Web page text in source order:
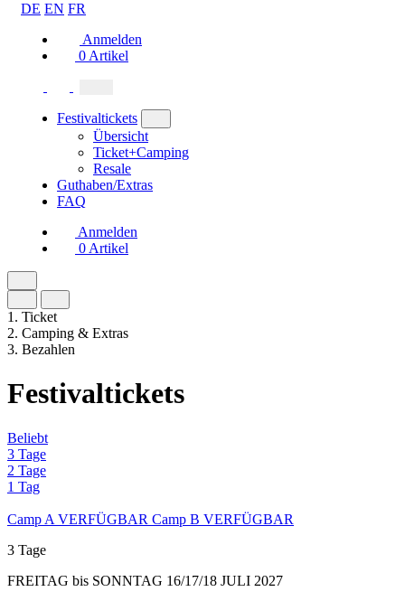
DE EN FR
Anmelden
0 Artikel
Festivaltickets
Übersicht
Ticket+Camping
Resale
Guthaben/Extras
FAQ
Anmelden
0 Artikel
1. Ticket
2. Camping & Extras
3. Bezahlen
Festivaltickets
Beliebt
3 Tage
2 Tage
1 Tag
Camp A VERFÜGBAR Camp B VERFÜGBAR
3 Tage
FREITAG bis SONNTAG 16/17/18 JULI 2027